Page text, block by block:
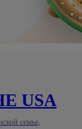
USA
семье,